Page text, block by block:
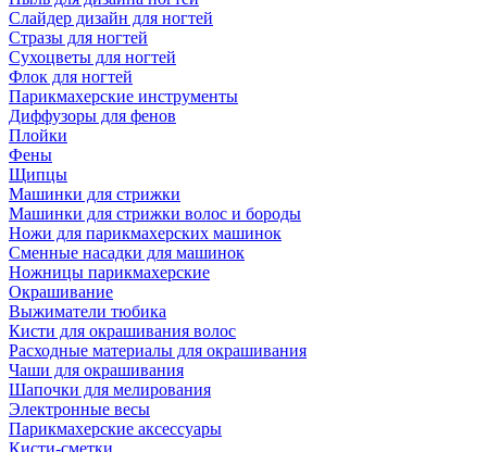
Слайдер дизайн для ногтей
Стразы для ногтей
Сухоцветы для ногтей
Флок для ногтей
Парикмахерские инструменты
Диффузоры для фенов
Плойки
Фены
Щипцы
Машинки для стрижки
Машинки для стрижки волос и бороды
Ножи для парикмахерских машинок
Сменные насадки для машинок
Ножницы парикмахерские
Окрашивание
Выжиматели тюбика
Кисти для окрашивания волос
Расходные материалы для окрашивания
Чаши для окрашивания
Шапочки для мелирования
Электронные весы
Парикмахерские аксессуары
Кисти-сметки